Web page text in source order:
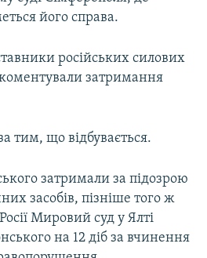
його справа.
російських силових
затримання
тим, що відбувається.
затримали за підозрою
засобів, пізніше того ж
Мировий суд у Ялті
на 12 діб за вчинення